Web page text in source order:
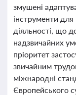
змушені
інструменти для
діяльності, що
надзвичайних
пріоритет
звичайним
міжнародні
Європейського